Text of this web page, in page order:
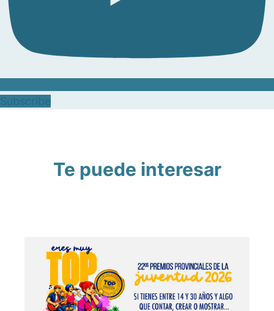
Te puede interesar